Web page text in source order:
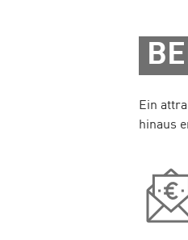
Ein
hinaus